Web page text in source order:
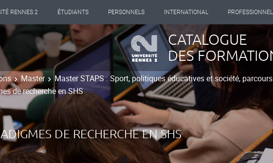
RENNES 2 ÉTUDIANTS PERSONNELS INTERNATIONAL
CATALOGUE
DES
Master
Master STAPS : Sport, politiques éducatives et société,
de recherche en SHS
DE RECHERCHE EN SHS